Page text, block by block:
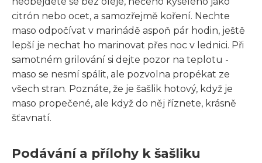
citrón nebo ocet, a samozřejmě koření. Nechte
maso odpočívat v marinádě aspoň pár hodin, ještě
lepší je nechat ho marinovat přes noc v lednici. Při
samotném grilování si dejte pozor na teplotu -
maso se nesmí spálit, ale pozvolna propékat ze
všech stran. Poznáte, že je šašlik hotový, když je
maso propečené, ale když do něj říznete, krásně
šťavnatí.
Podávání a přílohy k šašliku